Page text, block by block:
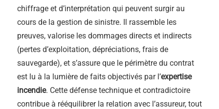
chiffrage et d’interprétation qui peuvent surgir au
cours de la gestion de sinistre. Il rassemble les
preuves, valorise les dommages directs et indirects
(pertes d’exploitation, dépréciations, frais de
sauvegarde), et s’assure que le périmètre du contrat
est lu à la lumière de faits objectivés par l’expertise
incendie. Cette défense technique et contradictoire
contribue à rééquilibrer la relation avec l’assureur, tout